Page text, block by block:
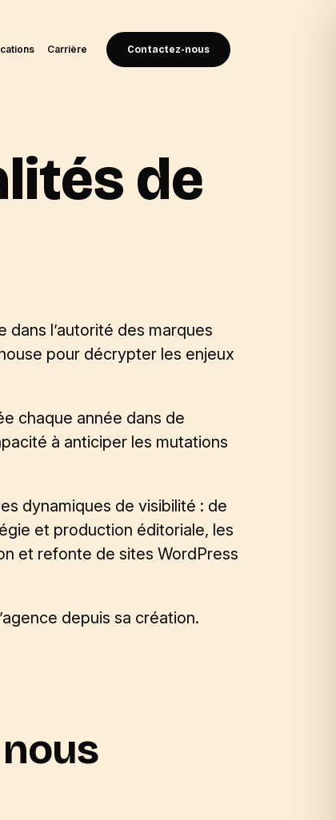
Carrière Contactez-nous
de
dans l’autorité des marques
pour décrypter les enjeux
chaque année dans de
à anticiper les mutations
dynamiques de visibilité : de
et production éditoriale, les
et refonte de sites WordPress
depuis sa création.